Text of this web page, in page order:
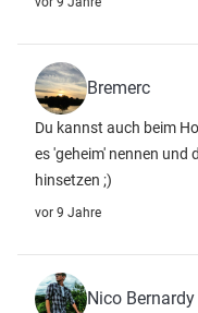
Bremerc
Du kannst auch beim
es 'geheim' nennen
hinsetzen ;)
vor 9 Jahre
Nico Bernardy